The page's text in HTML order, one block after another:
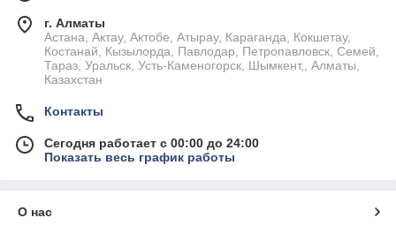
г. Алматы
Астана, Актау, Актобе, Атырау, Караганда, Кокшетау,
Костанай, Кызылорда, Павлодар, Петропавловск, Семей,
Тараз, Уральск, Усть-Каменогорск, Шымкент,, Алматы,
Казахстан
Контакты
Сегодня работает с 00:00 до 24:00
Показать весь график работы
О нас